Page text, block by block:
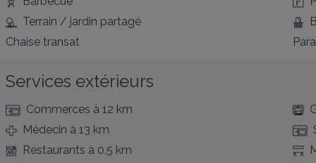
Terrain / jardin partagé
Chaise transat
Services extérieurs
Commerces à 12 km
Médecin à 13 km
Restaurants à 0,5 km